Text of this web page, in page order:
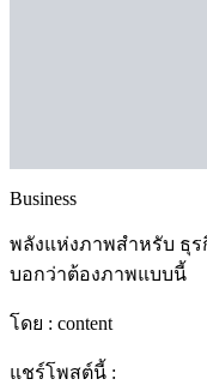
Business
พลังแห่งภาพสำหรับ ธุ
บอกว่าต้องภาพแบบนี้
โดย : content
แชร์โพสต์นี้ :